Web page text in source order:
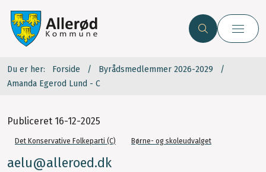
Du er her: Forside
Byrådsmedlemmer 2026-2029
Amanda Egerod Lund - C
Publiceret 16-12-2025
Det Konservative Folkeparti (C) Børne- og skoleudvalget
aelu@alleroed.dk